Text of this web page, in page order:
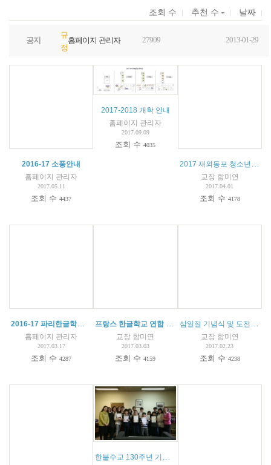
조회 수 추천 수 날짜
공지
규
정
홈페이지 관리자 27909 2013-01-29
2016-17 소풍안내
홈페이지 관리자
2017.05.11
조회 수4437
2017-2018 개학 안내
홈페이지 관리자
2017.09.09
조회 수4035
2017 재외동포 청소년(중고생/대학생) 모국연수 (2017 OKFriends HomeComing Teens/Youth Camp) - 참가자 모집 공고 -
교장 함미연
2017.04.01
조회 수 4178
2016-17 파리한글학교 교내 글짓기 및 예쁜 글씨 쓰기 대회 결과 발표
홈페이지 관리자
2017.03.17
조회 수4287
프랑스 한글학교 연합 캠프 안내 ( 1)
교장 함미연
2017.03.03
조회 수4159
삼일절 기념식 및 도전 골든벨 대회
교장 함미연
2017.02.23
조회 수 4238